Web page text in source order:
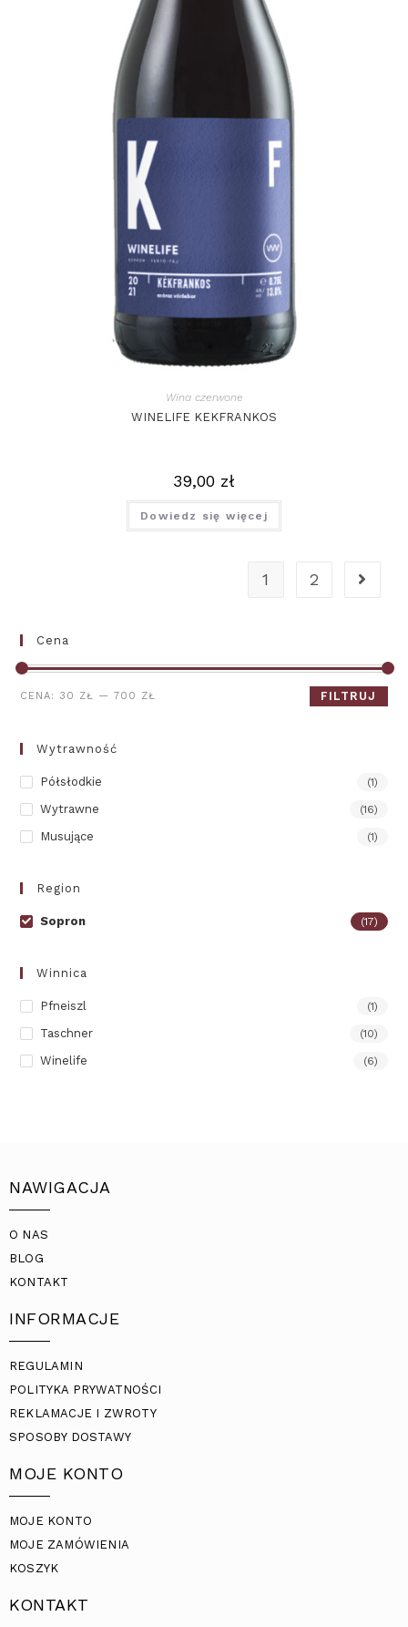
Wina czerwone
WINELIFE KEKFRANKOS
39,00 zł
Dowiedz się więcej
1 2
Cena
FILTRUJ
CENA: 30 ZŁ —700 ZŁ
Wytrawność
Półsłodkie (1)
Wytrawne (16)
Musujące (1)
Region
Sopron (17)
Winnica
Pfneiszl (1)
Taschner (10)
Winelife (6)
NAWIGACJA
O NAS
BLOG
KONTAKT
INFORMACJE
REGULAMIN
POLITYKA PRYWATNOŚCI
REKLAMACJE I ZWROTY
SPOSOBY DOSTAWY
MOJE KONTO
MOJE KONTO
MOJE ZAMÓWIENIA
KOSZYK
KONTAKT